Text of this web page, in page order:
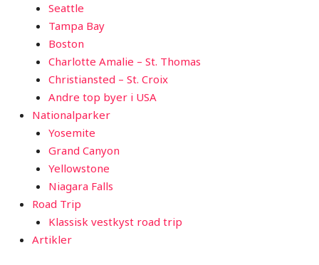
Seattle
Tampa Bay
Boston
Charlotte Amalie – St. Thomas
Christiansted – St. Croix
Andre top byer i USA
Nationalparker
Yosemite
Grand Canyon
Yellowstone
Niagara Falls
Road Trip
Klassisk vestkyst road trip
Artikler